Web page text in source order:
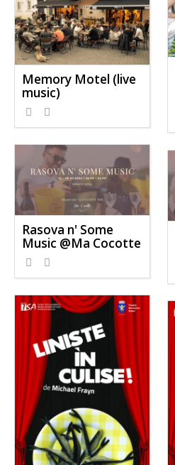
Memory Motel (live
music)
Rasova n' Some
Music @Ma Cocotte